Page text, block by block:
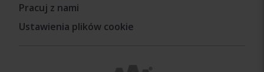
Pracuj z nami
Ustawienia plików cookie